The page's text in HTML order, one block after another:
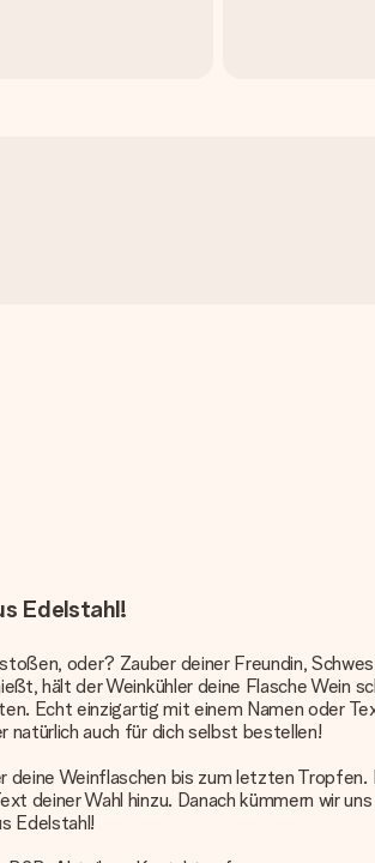
Edelstahl!
oder? Zauber deiner Freundin,
hält der Weinkühler deine Flasche Wein
Echt einzigartig mit einem Namen oder
natürlich auch für dich selbst bestellen!
Weinflaschen bis zum letzten
deiner Wahl hinzu. Danach kümmern wir
Edelstahl!